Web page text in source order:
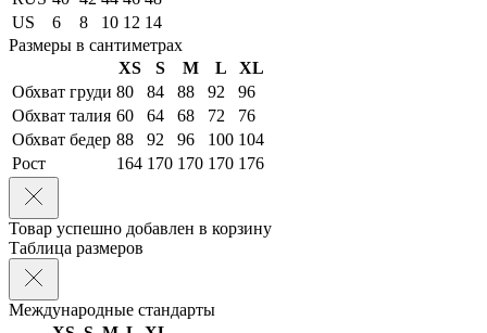
US
6 8 10 12 14
Размеры в сантиметрах
XS
S M L
XL
Обхват груди 80 84 88 92
96
Обхват талия 60 64 68 72
76
Обхват бедер 88 92 96 100 104
Рост
164 170 170 170 176
Товар успешно добавлен в корзину
Таблица размеров
Международные стандарты